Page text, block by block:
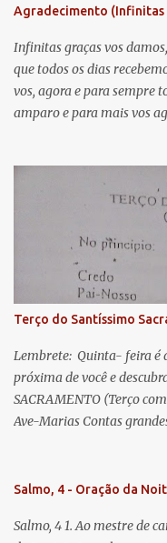
t
á
r
i
o
Agradecimento (Infinitas
Infinitas graças vos
que todos os dias
vos, agora e para sempre
amparo e para mais vos
lágrimas. Eia, pois,
misericordiosos a nós
Jesus. Bendito é o fruto
doce e sempre Virgem
Para que sejamos dignos
Terço do Santíssimo
Lembrete: Quinta- feira é
próxima de você e
SACRAMENTO (Terço
Ave-Marias Contas
Vós morra eu! Nas contas
que nos salva, dá-nos
Salmo, 4 - Oração da
Salmo, 4 1. Ao mestre de